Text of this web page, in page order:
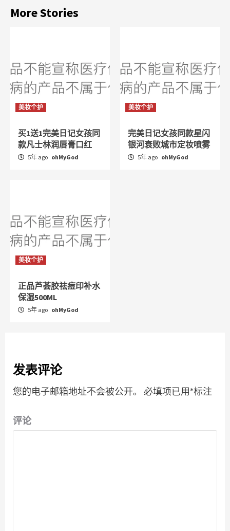
More Stories
美妆个护
买1送1完美日记女孩同
款凡士林润唇膏口红
5年 ago ohMyGod
美妆个护
完美日记女孩同款星闪
银河衰败城市定妆喷雾
5年 ago ohMyGod
美妆个护
正品芦荟胶祛痘印补水
保湿500ML
5年 ago ohMyGod
发表评论
您的电子邮箱地址不会被公开。 必填项已用*标注
评论